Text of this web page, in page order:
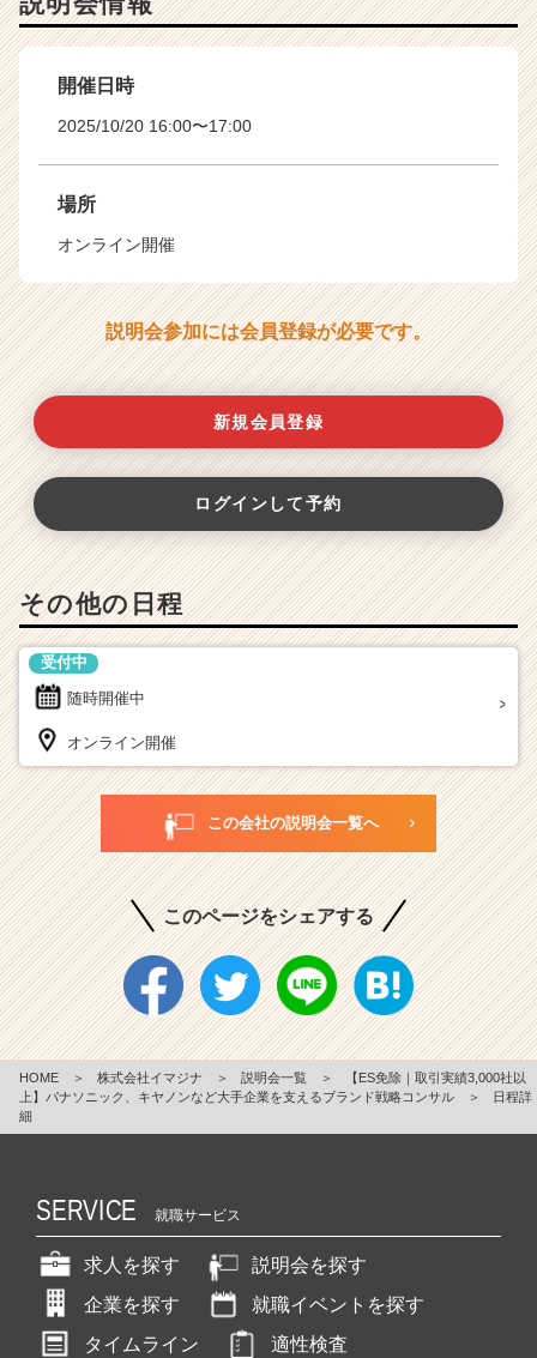
開催日時
2025/10/20 16:00〜17:00
場所
オンライン開催
説明会参加には会員登録が必要です。
新規会員登録
ログインして予約
その他の日程
随時開催中
受付中
オンライン開催
この会社の説明会一覧へ
このページをシェアする
HOME ＞ 株式会社イマジナ ＞ 説明会一覧 ＞
【ES免除｜取引実績3,000社以
上】パナソニック、キヤノンなど大手企業を支えるブランド戦略コンサル
＞
日程詳
細
SERVICE 就職サービス
求人を探す
説明会を探す
企業を探す
就職イベントを探す
タイムライン
適性検査